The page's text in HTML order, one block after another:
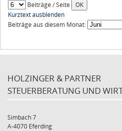
Beiträge / Seite
Kurztext ausblenden
Beiträge aus diesem Monat:
HOLZINGER & PARTNER
STEUERBERATUNG UND
Simbach 7
A-4070 Eferding